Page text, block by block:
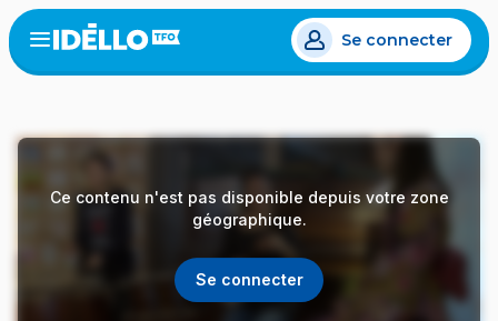
Aller
au
contenu
Open
menu
Se connecter
Ce contenu n'est pas disponible depuis votre zone
géographique.
Se connecter